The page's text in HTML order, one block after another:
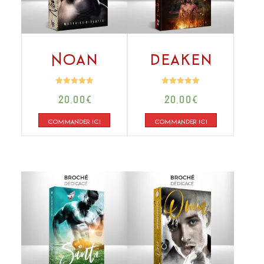
Noan
4.96
sur 5
20,00 €
COMMANDER ICI
Deaken
4.95
sur 5
20,00 €
COMMANDER ICI